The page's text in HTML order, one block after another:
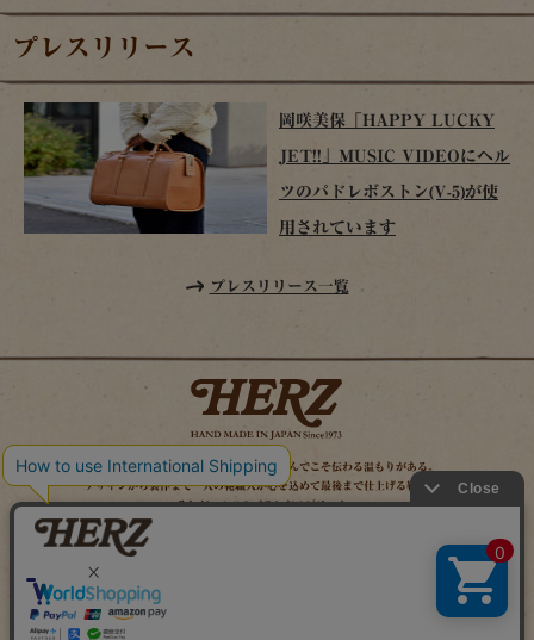
プレスリリース
岡咲美保「HAPPY LUCKY
JET!!」MUSIC VIDEOにヘル
ツのパドレボストン(V-5)が使
用されています
プレスリリース一覧
時を経てこそ解る味わいがある。使い込んでこそ伝わる温もりがある。
デザインから製作まで一人の鞄職人が心を込めて最後まで仕上げる鞄作り。
それがヘルツのブランドスピリット。
MAIL MAGAZINE
X（旧TWITTER）